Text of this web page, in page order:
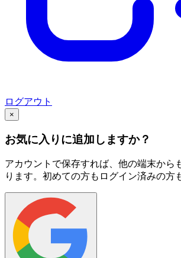
ログアウト
×
お気に入りに追加しますか？
アカウントで保存すれば、他の端末から
ります。初めての方もログイン済みの方